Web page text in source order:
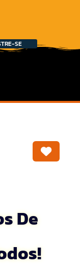
SE
De